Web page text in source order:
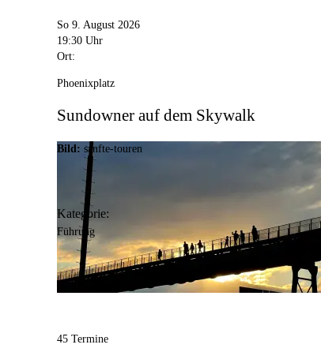
So 9. August 2026
19:30 Uhr
Ort:
Phoenixplatz
Sundowner auf dem Skywalk
Bild: sanfte-touren
Kategorie:
Führung
45 Termine